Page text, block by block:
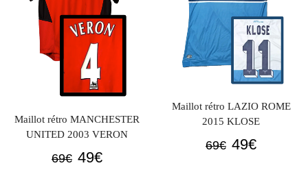
Maillot rétro MANCHESTER
UNITED 2003 VERON
69€ Le
49€Le
Maillot rétro LAZIO ROME
2015 KLOSE
69€ Le
49€Le